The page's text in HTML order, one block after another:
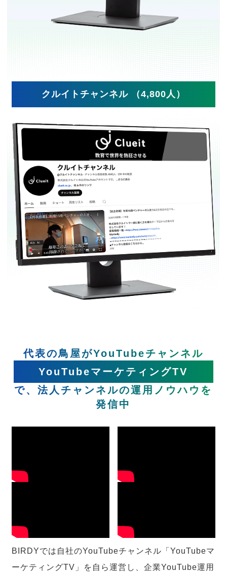
クルイトチャンネル （4,800人）
代表の鳥屋がYouTubeチャンネル
YouTubeマーケティングTV
で、法人チャンネルの運用ノウハウを
発信中
BIRDYでは自社のYouTubeチャンネル「YouTubeマ
ーケティングTV」を自ら運営し、企業YouTube運用